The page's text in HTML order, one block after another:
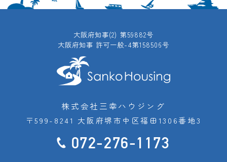
大阪府知事(2) 第59882号
大阪府知事 許可一般-4第158506号
株式会社三幸ハウジング
〒599-8241 大阪府堺市中区福田1306番地3
072-276-1173